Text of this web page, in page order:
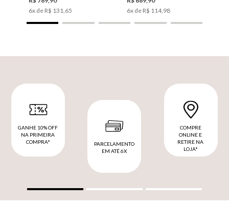
6x de R$ 131 65
6x de R$ 114, 98
GANHE 10% OFF
NA PRIMEIRA
COMPRA*
PARCELAMENTO
EM ATÉ 6X
COMPRE
ONLINE E
RETIRE NA
LOJA*